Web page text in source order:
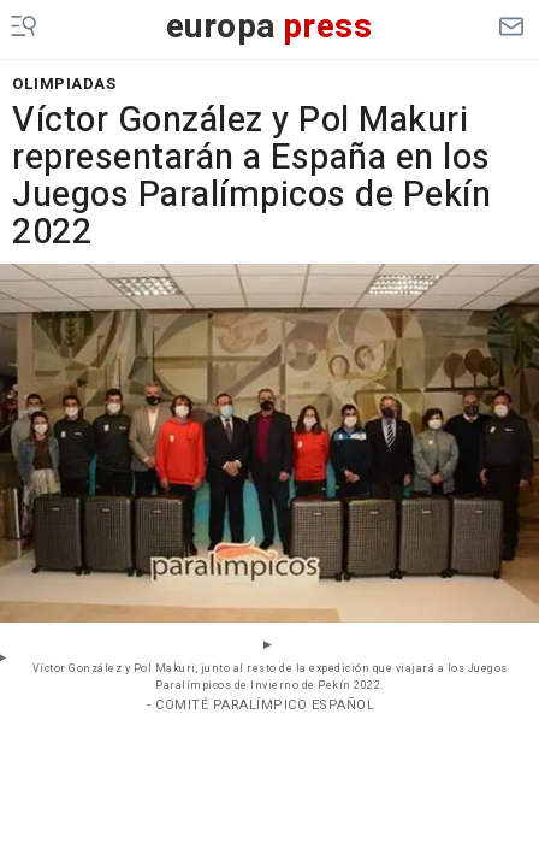
europa press
OLIMPIADAS
Víctor González y Pol Makuri
representarán a España en los
Juegos Paralímpicos de Pekín
2022
Víctor González y Pol Makuri, junto al resto de la expedición que viajará a los Juegos
Paralímpicos de Invierno de Pekín 2022.
- COMITÉ PARALÍMPICO ESPAÑOL